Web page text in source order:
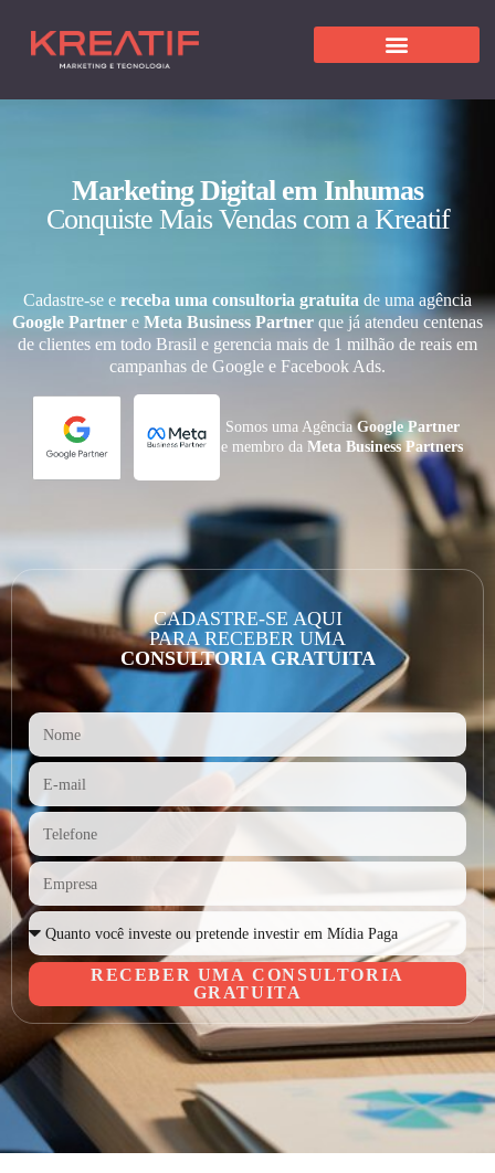
Marketing Digital em Inhumas
Conquiste Mais Vendas com a Kreatif
Cadastre-se e receba uma consultoria gratuita de uma agência
Google Partner e Meta Business Partner que já atendeu centenas
de clientes em todo Brasil e gerencia mais de 1 milhão de reais em
campanhas de Google e Facebook Ads.
Somos uma AgênciaGoogle Partner
e membro daMeta Business Partners
CADASTRE-SE AQUI
PARA RECEBER UMA
CONSULTORIA GRATUITA
RECEBER UMA CONSULTORIA
GRATUITA